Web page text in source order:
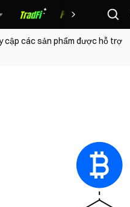
cập các sản phẩm được hỗ trợ